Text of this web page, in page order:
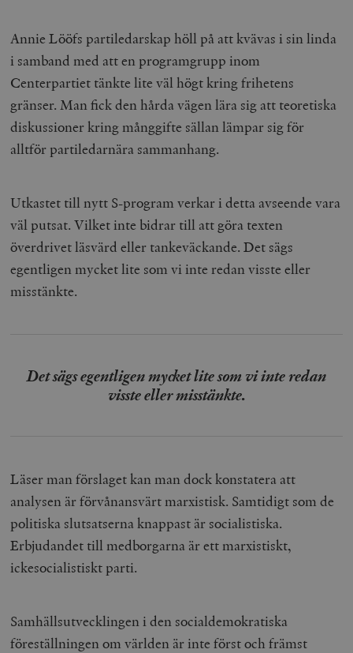
Annie Lööfs partiledarskap höll på att kvävas i sin linda
i samband med att en programgrupp inom
Centerpartiet tänkte lite väl högt kring frihetens
gränser. Man fick den hårda vägen lära sig att teoretiska
diskussioner kring månggifte sällan lämpar sig för
alltför partiledarnära sammanhang.
Utkastet till nytt S-program verkar i detta avseende vara
väl putsat. Vilket inte bidrar till att göra texten
överdrivet läsvärd eller tankeväckande. Det sägs
egentligen mycket lite som vi inte redan visste eller
misstänkte.
Det sägs egentligen mycket lite som vi inte redan
visste eller misstänkte.
Läser man förslaget kan man dock konstatera att
analysen är förvånansvärt marxistisk. Samtidigt som de
politiska slutsatserna knappast är socialistiska.
Erbjudandet till medborgarna är ett marxistiskt,
ickesocialistiskt parti.
Samhällsutvecklingen i den socialdemokratiska
föreställningen om världen är inte först och främst